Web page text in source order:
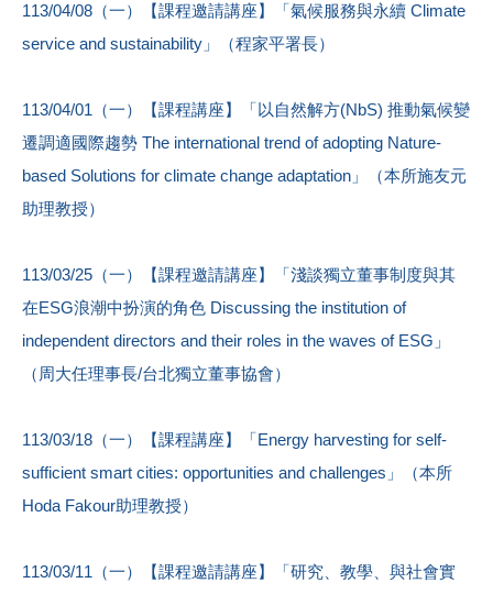
113/04/08（一）【課程邀請講座】「氣候服務與永續 Climate
service and sustainability」（程家平署長）
113/04/01（一）【課程講座】「以自然解方(NbS) 推動氣候變
遷調適國際趨勢 The international trend of adopting Nature-
based Solutions for climate change adaptation」（本所施友元
助理教授）
113/03/25（一）【課程邀請講座】「淺談獨立董事制度與其
在ESG浪潮中扮演的角色 Discussing the institution of
independent directors and their roles in the waves of ESG」
（周大任理事長/台北獨立董事協會）
113/03/18（一）【課程講座】「Energy harvesting for self-
sufficient smart cities: opportunities and challenges」（本所
Hoda Fakour助理教授）
113/03/11（一）【課程邀請講座】「研究、教學、與社會實